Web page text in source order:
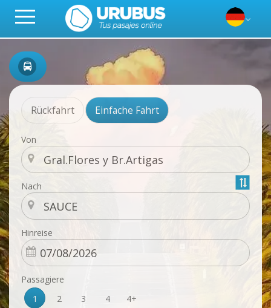
Rückfahrt Einfache Fahrt
Von
Nach
Hinreise
Passagiere
1
2 3 4 4+